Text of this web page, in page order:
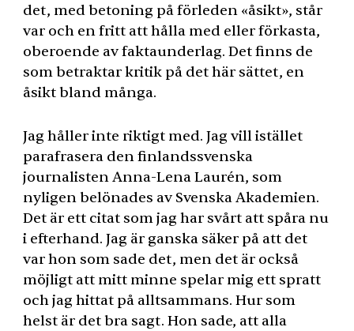
det, med betoning på förleden «åsikt», står
var och en fritt att hålla med eller förkasta,
oberoende av faktaunderlag. Det finns de
som betraktar kritik på det här sättet, en
åsikt bland många.
Jag håller inte riktigt med. Jag vill istället
parafrasera den finlandssvenska
journalisten Anna-Lena Laurén, som
nyligen belönades av Svenska Akademien.
Det är ett citat som jag har svårt att spåra nu
i efterhand. Jag är ganska säker på att det
var hon som sade det, men det är också
möjligt att mitt minne spelar mig ett spratt
och jag hittat på alltsammans. Hur som
helst är det bra sagt. Hon sade, att alla